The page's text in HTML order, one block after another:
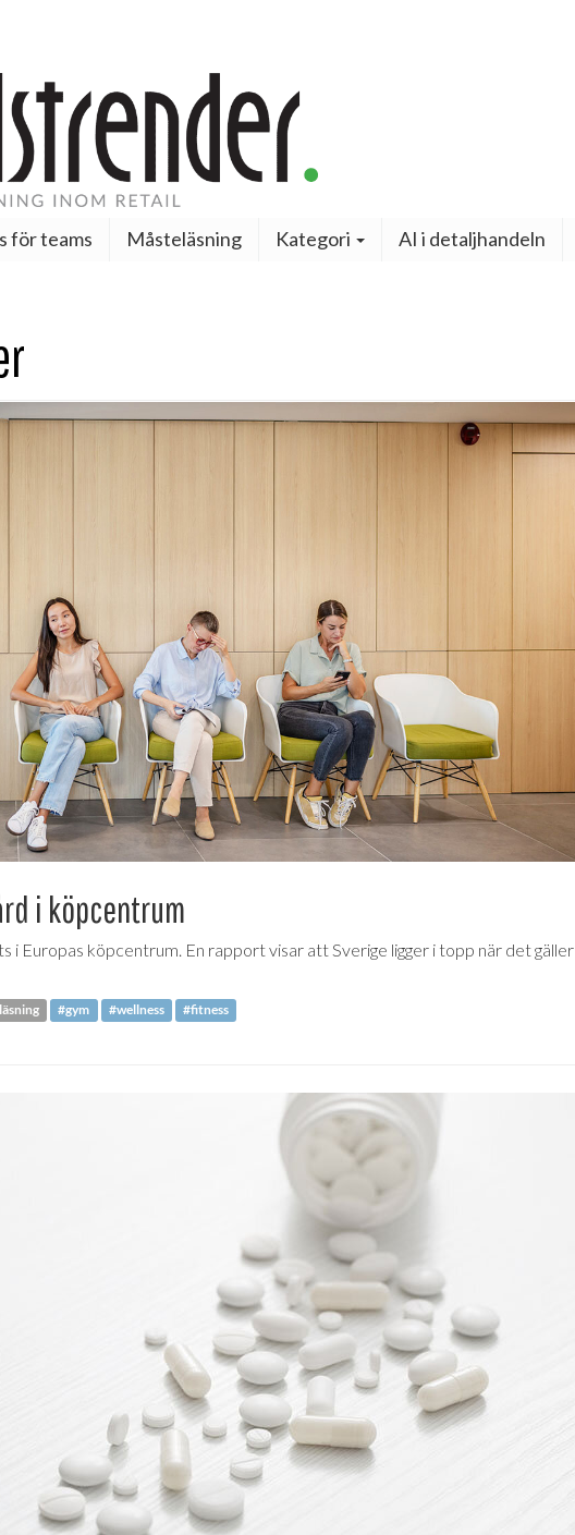
för teams Måsteläsning Kategori AI i detaljhandeln
i köpcentrum
i Europas köpcentrum. En rapport visar att Sverige ligger i topp när det gäller
#gym #wellness #fitness